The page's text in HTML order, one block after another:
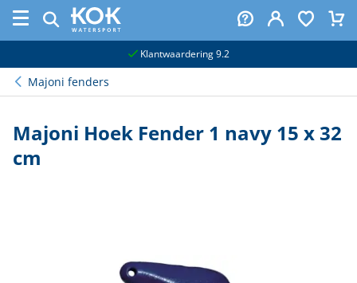
Klantwaardering 9.2
Majoni fenders
Majoni Hoek Fender 1 navy 15 x 32
cm